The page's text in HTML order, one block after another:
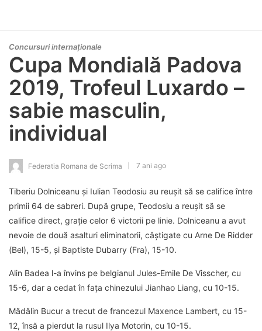
Concursuri internaționale
Cupa Mondială Padova
2019, Trofeul Luxardo –
sabie masculin,
individual
Federatia Romana de Scrima 7 ani ago
Tiberiu Dolniceanu și Iulian Teodosiu au reușit să se califice între
primii 64 de sabreri. După grupe, Teodosiu a reușit să se
califice direct, grație celor 6 victorii pe linie. Dolniceanu a avut
nevoie de două asalturi eliminatorii, câștigate cu Arne De Ridder
(Bel), 15-5, și Baptiste Dubarry (Fra), 15-10.
Alin Badea l-a învins pe belgianul Jules-Emile De Visscher, cu
15-6, dar a cedat în fața chinezului Jianhao Liang, cu 10-15.
Mădălin Bucur a trecut de francezul Maxence Lambert, cu 15-
12, însă a pierdut la rusul Ilya Motorin, cu 10-15.